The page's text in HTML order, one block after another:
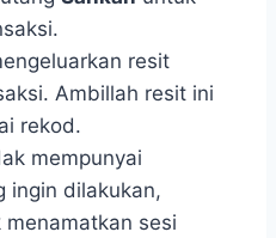
resit
Ambillah resit ini
rekod.
mempunyai
ingin dilakukan,
menamatkan sesi